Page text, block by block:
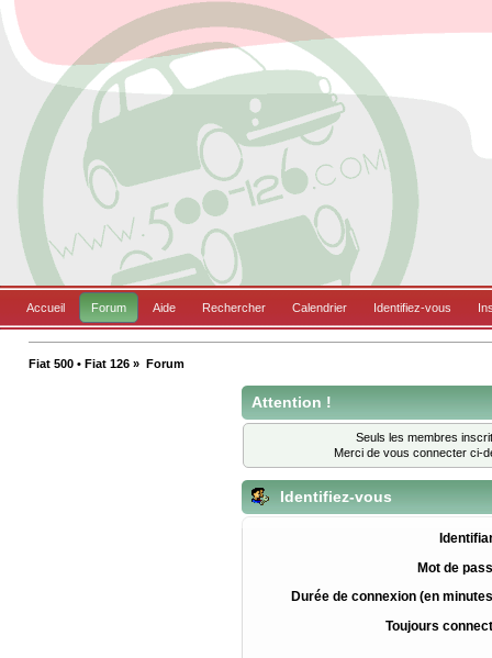
Accueil Forum Aide Rechercher Calendrier Identifiez-vous
Fiat 500 • Fiat 126 » Forum
Attention !
Seuls les membres
Merci de vous connecter ci-
Identifiez-vous
Mot de
Durée de connexion (en
Toujours